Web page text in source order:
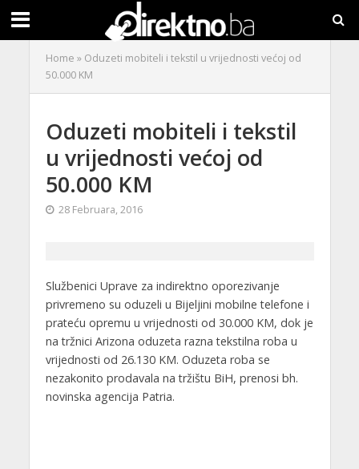
Home » Oduzeti mobiteli i tekstil u vrijednosti većoj od
50.000 KM
Oduzeti mobiteli i tekstil
u vrijednosti većoj od
50.000 KM
28 Februara, 2016
Službenici Uprave za indirektno oporezivanje
privremeno su oduzeli u Bijeljini mobilne telefone i
prateću opremu u vrijednosti od 30.000 KM, dok je
na tržnici Arizona oduzeta razna tekstilna roba u
vrijednosti od 26.130 KM. Oduzeta roba se
nezakonito prodavala na tržištu BiH, prenosi bh.
novinska agencija Patria.